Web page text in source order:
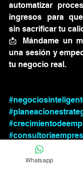
automatizar
ingresos para
sin sacrificar tu
📩 Mándame un
una sesión y
tu negocio real.
#emprendedores
#gestionempresarial
Whatsapp